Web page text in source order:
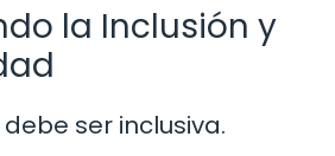
la Inclusión y
ser inclusiva.